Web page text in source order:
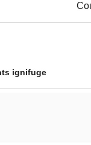
ignifuge